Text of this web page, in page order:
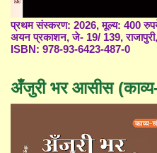
प्रथम संस्करण: 2026, मूल्य: 400
अयन प्रकाशन, जे- 19/ 139,
ISBN: 978-93-6423-487-0
अँजुरी भर आसीस